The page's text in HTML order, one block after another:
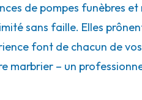
49.1km
de pompes funèbres
sans faille. Elles
font de chacun de
marbrier – un